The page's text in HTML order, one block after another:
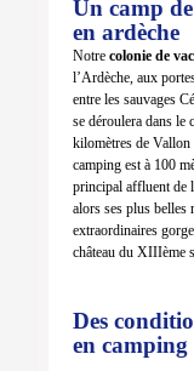
Un camp
en ardèche
Notre colonie de
l’Ardèche, aux
entre les sauvages
se déroulera dans le
kilomètres de Vallon
camping est à 100
principal affluent de
alors ses plus belles
extraordinaires
château du XIIIème
Des
en